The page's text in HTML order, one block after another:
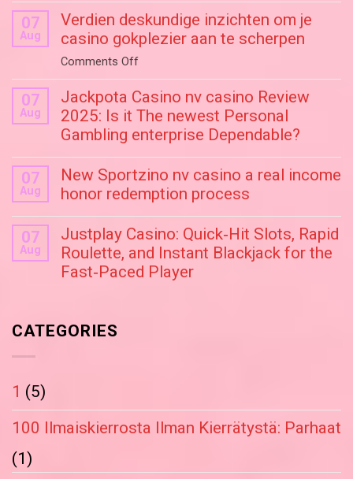
07
Aug
Verdien deskundige inzichten om je
casino gokplezier aan te scherpen
Comments Offon
Verdien
deskundige
inzichten
om
casino
gokplezier
aan
scherpen
07
Aug
Jackpota Casino nv casino Review
2025: Is it The newest Personal
Gambling enterprise Dependable?
07
Aug
New Sportzino nv casino a real income
honor redemption process
07
Aug
Justplay Casino: Quick‑Hit Slots, Rapid
Roulette, and Instant Blackjack for the
Fast‑Paced Player
CATEGORIES
1 (5)
100 Ilmaiskierrosta Ilman Kierrätystä: Parhaat
(1)